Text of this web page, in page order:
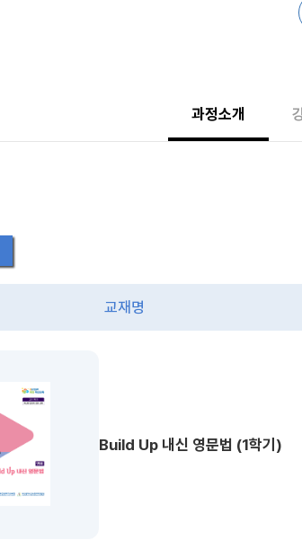
과정소개
교재명
Build Up 내신 영문법 (1학기)